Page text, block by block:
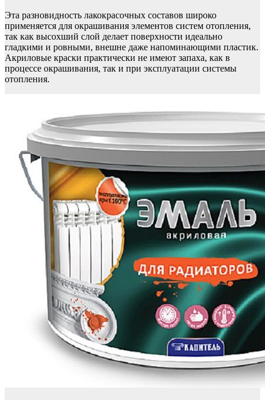
Эта разновидность лакокрасочных составов широко
применяется для окрашивания элементов систем отопления,
так как высохший слой делает поверхности идеально
гладкими и ровными, внешне даже напоминающими пластик.
Акриловые краски практически не имеют запаха, как в
процессе окрашивания, так и при эксплуатации системы
отопления.